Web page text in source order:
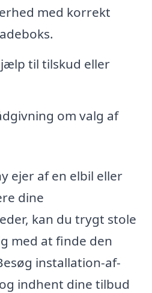
med korrekt
til tilskud eller
om valg af
ejer af en elbil eller
dine
kan du trygt stole
med at finde den
installation-af-
indhent dine tilbud